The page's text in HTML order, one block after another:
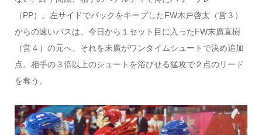
（PP）。左サイドでパックをキープしたFW木戸啓太（営３）
からの速いパスは、今日から１セット目に入ったFW末廣直樹
（営４）の元へ。それを末廣がワンタイムシュートで決め追加
点。相手の３倍以上のシュートを浴びせる猛攻で２点のリード
を奪う。